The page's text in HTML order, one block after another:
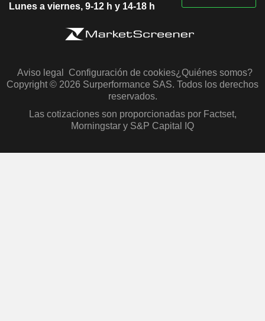
Lunes a viernes, 9-12 h y 14-18 h
Aviso legal Configuración de cookies¿Quiénes somos?
Copyright © 2026 Surperformance SAS. Todos los derechos
reservados.
Las cotizaciones son proporcionadas por Factset,
Morningstar y S&P Capital IQ